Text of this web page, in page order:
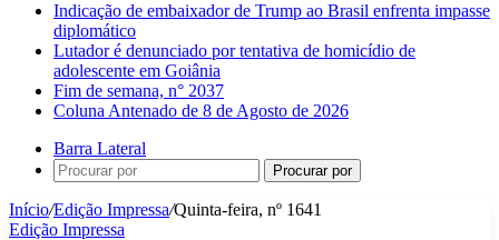
Indicação de embaixador de Trump ao Brasil enfrenta impasse
diplomático
Lutador é denunciado por tentativa de homicídio de
adolescente em Goiânia
Fim de semana, n° 2037
Coluna Antenado de 8 de Agosto de 2026
Barra Lateral
Procurar por
Início/Edição Impressa/Quinta-feira, nº 1641
Edição Impressa